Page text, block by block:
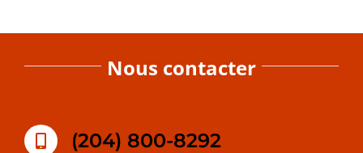
Nous contacter
(204) 800-8292